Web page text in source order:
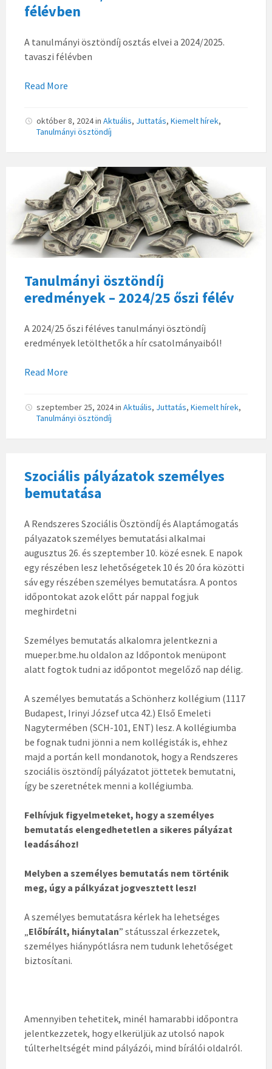
félévben
A tanulmányi ösztöndíj osztás elvei a 2024/2025.
tavaszi félévben
Read More
október 8, 2024in Aktuális, Juttatás, Kiemelt hírek,
Tanulmányi ösztöndíj
Tanulmányi ösztöndíj
eredmények – 2024/25 őszi félév
A 2024/25 őszi féléves tanulmányi ösztöndíj
eredmények letölthetők a hír csatolmányaiból!
Read More
szeptember 25, 2024in Aktuális, Juttatás, Kiemelt hírek,
Tanulmányi ösztöndíj
Szociális pályázatok személyes
bemutatása
A Rendszeres Szociális Ösztöndíj és Alaptámogatás
pályazatok személyes bemutatási alkalmai
augusztus 26. és szeptember 10. közé esnek. E napok
egy részében lesz lehetőségetek 10 és 20 óra közötti
sáv egy részében személyes bemutatásra. A pontos
időpontokat azok előtt pár nappal fogjuk
meghirdetni
Személyes bemutatás alkalomra jelentkezni a
mueper.bme.hu oldalon az Időpontok menüpont
alatt fogtok tudni az időpontot megelőző nap délig.
A személyes bemutatás a Schönherz kollégium (1117
Budapest, Irinyi József utca 42.) Első Emeleti
Nagytermében (SCH-101, ENT) lesz. A kollégiumba
be fognak tudni jönni a nem kollégisták is, ehhez
majd a portán kell mondanotok, hogy a Rendszeres
szociális ösztöndíj pályázatot jöttetek bemutatni,
így be szeretnétek menni a kollégiumba.
Felhívjuk figyelmeteket, hogy a személyes
bemutatás elengedhetetlen a sikeres pályázat
leadásához!
Melyben a személyes bemutatás nem történik
meg, úgy a pálkyázat jogvesztett lesz!
A személyes bemutatásra kérlek ha lehetséges
Előbírált, hiánytalan” státusszal érkezzetek,
személyes hiánypótlásra nem tudunk lehetőséget
biztosítani.
Amennyiben tehetitek, minél hamarabbi időpontra
jelentkezzetek, hogy elkerüljük az utolsó napok
túlterheltségét mind pályázói, mind bírálói oldalról.